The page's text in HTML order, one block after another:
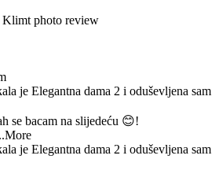
je Elegantna dama 2 i oduševljena sam
se bacam na slijedeću 😊!
je Elegantna dama 2 i oduševljena sam